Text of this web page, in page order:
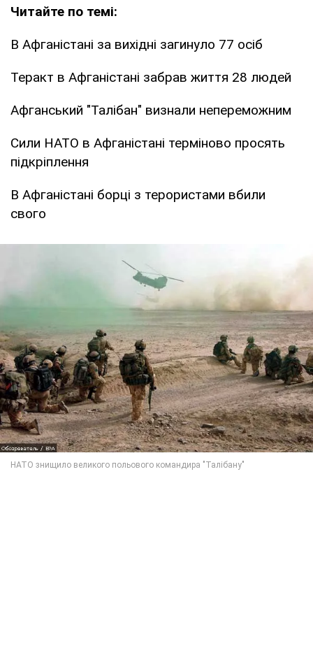
Читайте по темі:
В Афганістані за вихідні загинуло 77 осіб
Теракт в Афганістані забрав життя 28 людей
Афганський "Талібан" визнали непереможним
Сили НАТО в Афганістані терміново просять
підкріплення
В Афганістані борці з терористами вбили
свого